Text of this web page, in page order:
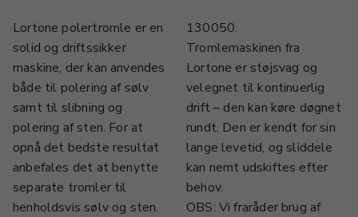
Lortone polertromle er en
solid og driftssikker
maskine, der kan anvendes
både til polering af sølv
samt til slibning og
polering af sten. For at
opnå det bedste resultat
anbefales det at benytte
separate tromler til
henholdsvis sølv og sten.
130050.
Tromlemaskinen fra
Lortone er støjsvag og
velegnet til kontinuerlig
drift – den kan køre døgnet
rundt. Den er kendt for sin
lange levetid, og sliddele
kan nemt udskiftes efter
behov.
OBS: Vi fraråder brug af